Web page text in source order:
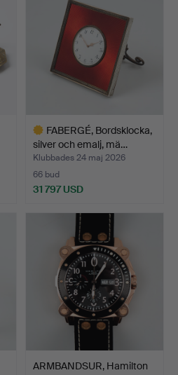
FABERGÉ, Bordsklocka,
silver och emalj, mä…
Klubbades 24 maj 2026
66 bud
31 797 USD
ARMBANDSUR, Hamilton